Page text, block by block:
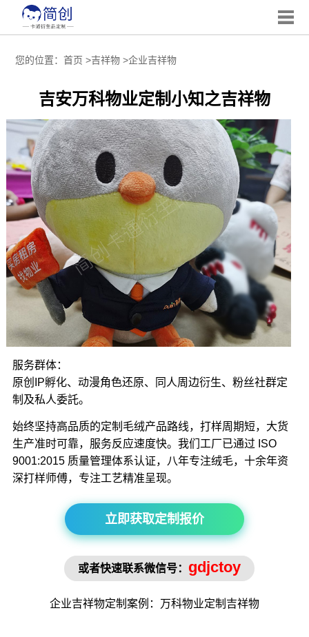
您的位置： 首页 >吉祥物>企业吉祥物
吉安万科物业定制小知之吉祥物
服务群体：
原创IP孵化、动漫角色还原、同人周边衍生、粉丝社群定
制及私人委託。
始终坚持高品质的定制毛绒产品路线，打样周期短，大货
生产准时可靠，服务反应速度快。我们工厂已通过 ISO
9001:2015 质量管理体系认证，八年专注绒毛，十余年资
深打样师傅，专注工艺精准呈现。
立即获取定制报价
或者快速联系微信号： gdjctoy
企业吉祥物定制案例：万科物业定制 吉祥物